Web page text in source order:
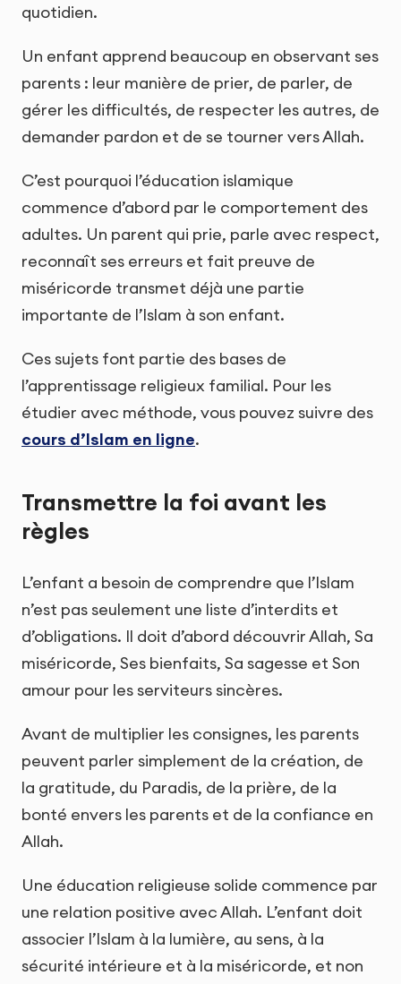
quotidien.
Un enfant apprend beaucoup en observant ses
parents : leur manière de prier, de parler, de
gérer les difficultés, de respecter les autres, de
demander pardon et de se tourner vers Allah.
C’est pourquoi l’éducation islamique
commence d’abord par le comportement des
adultes. Un parent qui prie, parle avec respect,
reconnaît ses erreurs et fait preuve de
miséricorde transmet déjà une partie
importante de l’Islam à son enfant.
Ces sujets font partie des bases de
l’apprentissage religieux familial. Pour les
étudier avec méthode, vous pouvez suivre des
cours d’Islam en ligne.
Transmettre la foi avant les
règles
L’enfant a besoin de comprendre que l’Islam
n’est pas seulement une liste d’interdits et
d’obligations. Il doit d’abord découvrir Allah, Sa
miséricorde, Ses bienfaits, Sa sagesse et Son
amour pour les serviteurs sincères.
Avant de multiplier les consignes, les parents
peuvent parler simplement de la création, de
la gratitude, du Paradis, de la prière, de la
bonté envers les parents et de la confiance en
Allah.
Une éducation religieuse solide commence par
une relation positive avec Allah. L’enfant doit
associer l’Islam à la lumière, au sens, à la
sécurité intérieure et à la miséricorde, et non